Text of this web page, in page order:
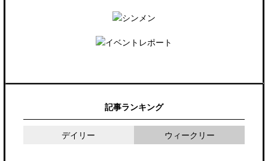
記事ランキング
デイリー ウィークリー